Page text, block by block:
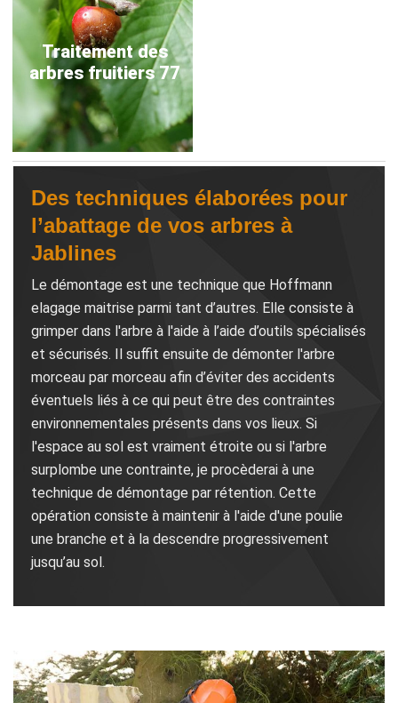
Traitement des
arbres fruitiers 77
Des techniques élaborées pour
l’abattage de vos arbres à
Jablines
Le démontage est une technique que Hoffmann
elagage maitrise parmi tant d’autres. Elle consiste à
grimper dans l'arbre à l'aide à l’aide d’outils spécialisés
et sécurisés. Il suffit ensuite de démonter l'arbre
morceau par morceau afin d’éviter des accidents
éventuels liés à ce qui peut être des contraintes
environnementales présents dans vos lieux. Si
l'espace au sol est vraiment étroite ou si l'arbre
surplombe une contrainte, je procèderai à une
technique de démontage par rétention. Cette
opération consiste à maintenir à l'aide d'une poulie
une branche et à la descendre progressivement
jusqu’au sol.